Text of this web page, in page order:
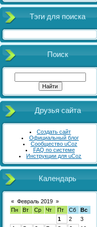
Тэги для поиска
Поиск
Друзья сайта
Создать сайт
Официальный блог
Сообщество uCoz
FAQ по системе
Инструкции для uCoz
Календарь
« Февраль 2019 »
Пн
Вт Ср Чт Пт Сб
Вс
1
2
3